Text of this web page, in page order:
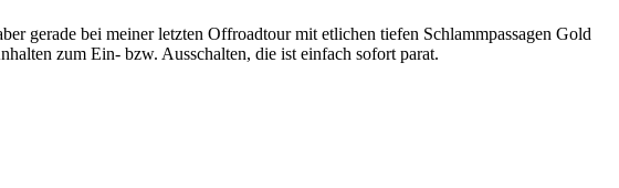
gerade bei meiner letzten Offroadtour mit etlichen tiefen Schlammpassagen Gold
zum Ein- bzw. Ausschalten, die ist einfach sofort parat.